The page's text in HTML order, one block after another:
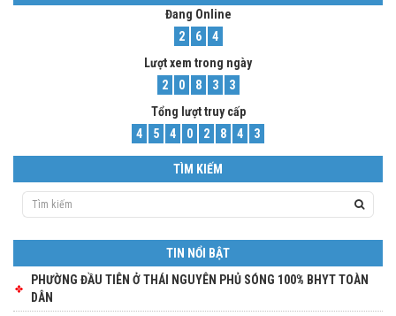
Đang Online
2
6
4
Lượt xem trong ngày
2
0 8 3
3
Tổng lượt truy cấp
4
5 4 0 2 8 4 3
TÌM KIẾM
TIN NỔI BẬT
PHƯỜNG ĐẦU TIÊN Ở THÁI NGUYÊN PHỦ SÓNG 100% BHYT TOÀN
DÂN